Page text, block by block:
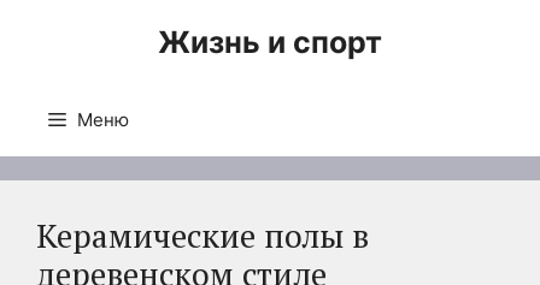
Жизнь и спорт
Меню
Керамические полы в
деревенском стиле